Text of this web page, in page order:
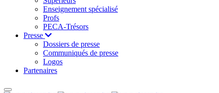
Enseignement spécialisé
Profs
PECA-Trésors
Presse
Dossiers de presse
Communiqués de presse
Logos
Partenaires